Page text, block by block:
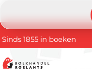
Sinds 1855 in boeken